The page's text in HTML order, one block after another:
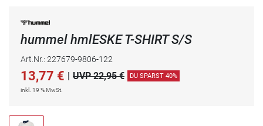
hummel hmlESKE T-SHIRT S/S
Art.Nr.: 227679-9806-122
13,77 € | UVP 22,95 € DU SPARST 40%
inkl. 19 % MwSt.